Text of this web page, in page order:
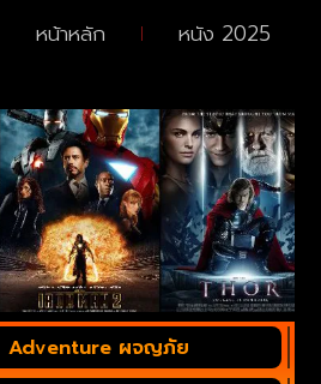
หน้าหลัก หนัง 2025
Adventure ผจญภัย